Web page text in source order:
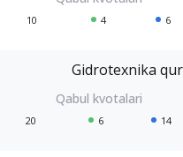
10 4 6
Gidrotexnika
20 6 14